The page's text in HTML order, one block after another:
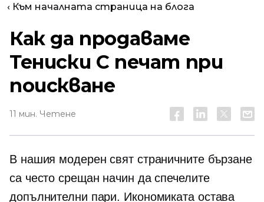
‹ Към началната страница на блога
Как да продаваме
Тениски С печат при
поискване
11 мин. Четене
В нашия модерен свят страничните бързане
са често срещан начин да спечелите
допълнителни пари. Икономиката остава